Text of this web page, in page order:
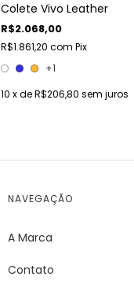
Colete Vivo Leather
R$2.068,00
R$1.861,20 com Pix
+1
10 x deR$206,80 sem juros
NAVEGAÇÃO
A Marca
Contato